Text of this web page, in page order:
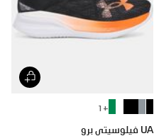
+ 1
UA فيلوسيتي برو